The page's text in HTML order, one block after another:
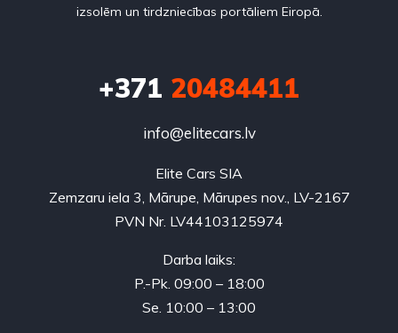
izsolēm un tirdzniecības portāliem Eiropā.
+371 20484411
info@elitecars.lv
Elite Cars SIA
Zemzaru iela 3, Mārupe, Mārupes nov., LV-2167
PVN Nr. LV44103125974
Darba laiks:
P.-Pk. 09:00 – 18:00
Se. 10:00 – 13:00